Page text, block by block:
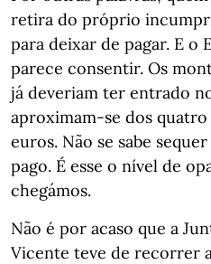
retira do próprio
para deixar de pagar. E o
parece consentir. Os
já deveriam ter entrado
aproximam-se dos
euros. Não se sabe
pago. É esse o nível de
chegámos.
Não é por acaso que a
Vicente teve de recorrer